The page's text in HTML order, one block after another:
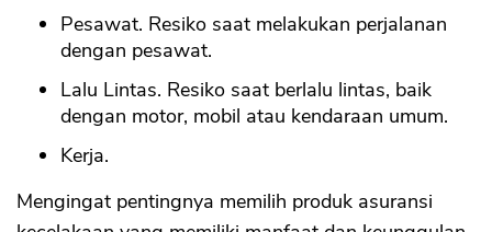
Pesawat. Resiko saat melakukan perjalanan
dengan pesawat.
Lalu Lintas. Resiko saat berlalu lintas, baik
dengan motor, mobil atau kendaraan umum.
Kerja.
Mengingat pentingnya memilih produk asuransi